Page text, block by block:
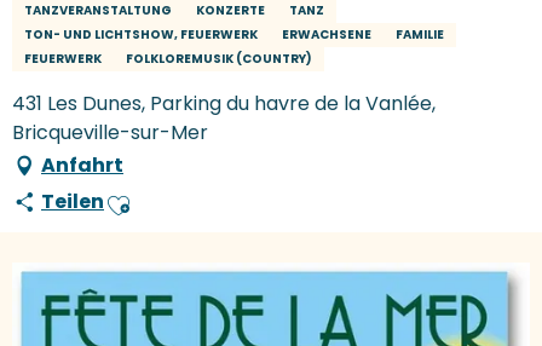
TANZVERANSTALTUNG
KONZERTE
TANZ
TON- UND LICHTSHOW, FEUERWERK
ERWACHSENE
FAMILIE
FEUERWERK
FOLKLOREMUSIK (COUNTRY)
431 Les Dunes, Parking du havre de la Vanlée,
Bricqueville-sur-Mer
Anfahrt
TeilenAjouter aux favoris